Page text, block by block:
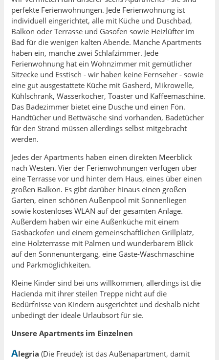
perfekte Ferienwohnungen. Jede Ferienwohnung ist
individuell eingerichtet, alle mit Küche und Duschbad,
Balkon oder Terrasse und Gasofen sowie Heizlüfter im
Bad für die wenigen kalten Abende. Manche Apartments
haben ein, manche zwei Schlafzimmer. Jede
Ferienwohnung hat ein Wohnzimmer mit gemütlicher
Sitzecke und Esstisch - wir haben keine Fernseher - sowie
eine gut ausgestattete Küche mit Gasherd, Mikrowelle,
Kühlschrank, Wasserkocher, Toaster und Kaffeemaschine.
Das Badezimmer bietet eine Dusche und einen Fön.
Handtücher und Bettwäsche sind vorhanden, Badetücher
für den Strand müssen allerdings selbst mitgebracht
werden.
Jedes der Apartments haben einen direkten Meerblick
nach Westen. Vier der Ferienwohnungen verfügen über
eine Terrasse vor und hinter dem Haus, eines über einen
großen Balkon. Es gibt darüber hinaus einen großen
Garten, einen schönen Außenpool mit Sonnenliegen
sowie kostenloses WLAN auf der gesamten Anlage.
Außerdem haben wir eine Außenküche mit einem
Gasbackofen und einem gemeinschaftlichen Grillplatz,
eine Holzterrasse mit Palmen und wunderbarem Blick
auf den Sonnenuntergang, eine Gäste-Waschmaschine
und Parkmöglichkeiten.
Kleine Kinder sind bei uns willkommen, allerdings ist die
Hacienda mit ihrer steilen Treppe nicht auf die
Bedürfnisse von Kindern ausgerichtet und deshalb nicht
unbedingt der ideale Urlaubsort für sie.
Unsere Apartments im Einzelnen
Alegria (Die Freude): ist das Außenapartment, damit